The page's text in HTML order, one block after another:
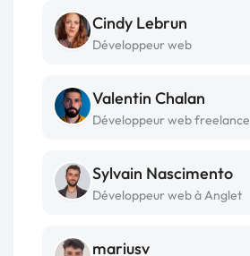
Cindy Lebrun
Développeur web
Valentin Chalan
Développeur web freelance
Sylvain Nascimento
Développeur web à Anglet
mariusv